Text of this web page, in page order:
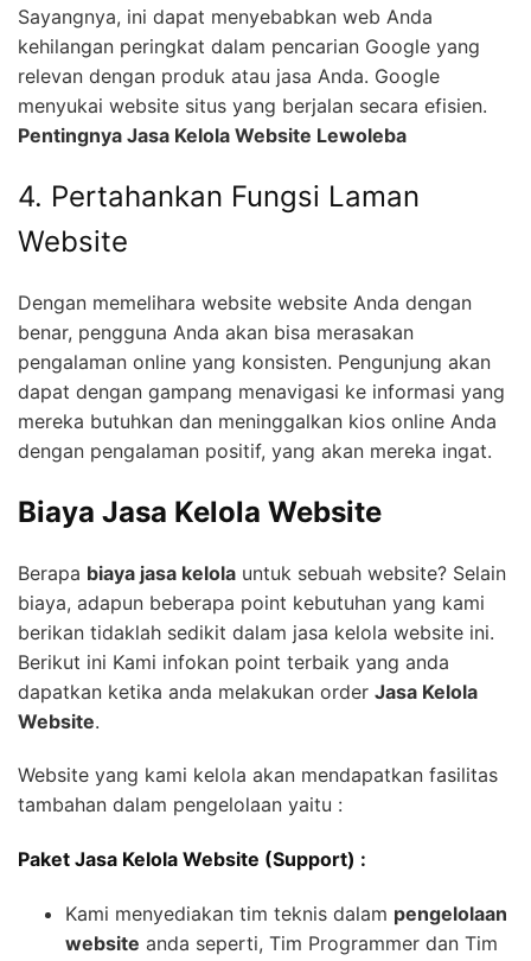
Sayangnya, ini dapat menyebabkan web Anda
kehilangan peringkat dalam pencarian Google yang
relevan dengan produk atau jasa Anda. Google
menyukai website situs yang berjalan secara efisien.
Pentingnya Jasa Kelola Website Lewoleba
4. Pertahankan Fungsi Laman
Website
Dengan memelihara website website Anda dengan
benar, pengguna Anda akan bisa merasakan
pengalaman online yang konsisten. Pengunjung akan
dapat dengan gampang menavigasi ke informasi yang
mereka butuhkan dan meninggalkan kios online Anda
dengan pengalaman positif, yang akan mereka ingat.
Biaya Jasa Kelola Website
Berapa biaya jasa kelola untuk sebuah website? Selain
biaya, adapun beberapa point kebutuhan yang kami
berikan tidaklah sedikit dalam jasa kelola website ini.
Berikut ini Kami infokan point terbaik yang anda
dapatkan ketika anda melakukan order Jasa Kelola
Website.
Website yang kami kelola akan mendapatkan fasilitas
tambahan dalam pengelolaan yaitu :
Paket Jasa Kelola Website (Support) :
Kami menyediakan tim teknis dalam pengelolaan
website anda seperti, Tim Programmer dan Tim